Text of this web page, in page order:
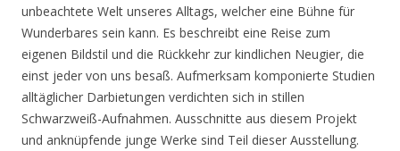
unbeachtete Welt unseres Alltags, welcher eine Bühne für
Wunderbares sein kann. Es beschreibt eine Reise zum
eigenen Bildstil und die Rückkehr zur kindlichen Neugier, die
einst jeder von uns besaß. Aufmerksam komponierte Studien
alltäglicher Darbietungen verdichten sich in stillen
Schwarzweiß-Aufnahmen. Ausschnitte aus diesem Projekt
und anknüpfende junge Werke sind Teil dieser Ausstellung.